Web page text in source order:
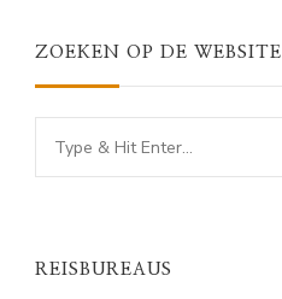
ZOEKEN OP DE WEBSITE
Looking
for
REISBUREAUS